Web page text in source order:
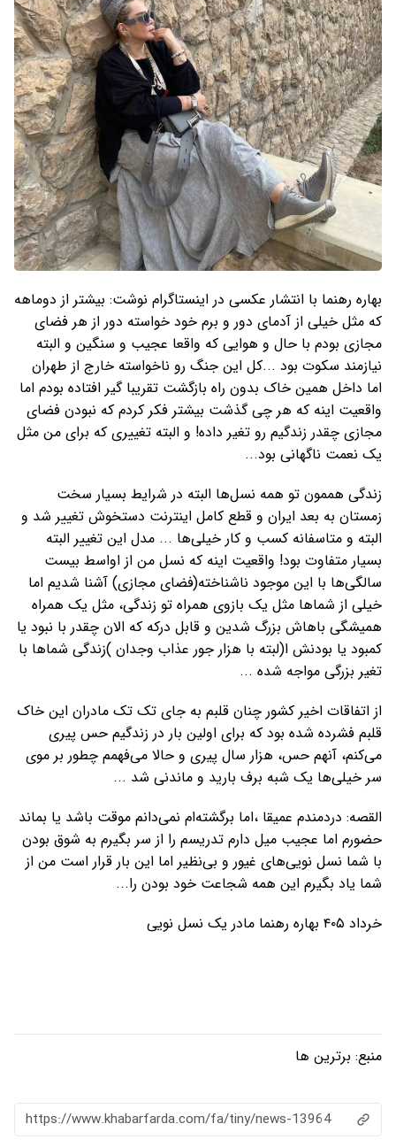
بهاره رهنما با انتشار عکسی در اینستاگرام نوشت: بیشتر از دوماهه
که مثل خیلی از آدمای دور و برم خود خواسته دور از هر فضای
مجازی بودم با حال و هوایی که واقعا عجیب و سنگین و البته
نیازمند سکوت بود ...کل این جنگ رو ناخواسته خارج از طهران
اما داخل همین خاک بدون راه بازگشت تقریبا گیر افتاده بودم اما
واقعیت اینه که هر چی گذشت بیشتر فکر کردم که نبودن فضای
مجازی چقدر زندگیم رو تغیر داده! و البته تغییری که برای من مثل
یک نعمت ناگهانی بود...
زندگی هممون تو همه نسل‌ها البته در شرایط بسیار سخت
زمستان به بعد ایران و قطع کامل اینترنت دستخوش تغییر شد و
البته و متاسفانه کسب و کار خیلی‌ها ... مدل این تغییر البته
بسیار متفاوت بود! واقعیت اینه که نسل من از اواسط بیست
سالگی‌ها با این موجود ناشناخته(فضای مجازی) آشنا شدیم اما
خیلی از شماها مثل یک بازوی همراه تو زندگی، مثل یک همراه
همیشگی باهاش بزرگ شدین و قابل درکه که الان چقدر با نبود یا
کمبود یا بودنش ا(لبته با هزار جور عذاب وجدان )زندگی شماها با
تغیر بزرگی مواجه شده ...
از اتفاقات اخیر کشور چنان قلبم به جای تک تک مادران این خاک
قلبم فشرده شده بود که برای اولین بار در زندگیم حس پیری
می‌کنم، آنهم حس، هزار سال پیری و حالا می‌فهمم چطور بر موی
سر خیلی‌ها یک شبه برف بارید و ماندنی شد ...
القصه: دردمندم عمیقا ،اما برگشته‌ام نمی‌دانم موقت باشد یا بماند
حضورم اما عجیب میل دارم تدریسم را از سر بگیرم به شوق بودن
با شما نسل نویی‌های غیور و بی‌نظیر اما این بار قرار است من از
شما یاد بگیرم این همه شجاعت خود بودن را...
خرداد ۴۰۵ بهاره رهنما مادر یک نسل نویی
منبع: برترین ها
https://www.khabarfarda.com/fa/tiny/news-13964